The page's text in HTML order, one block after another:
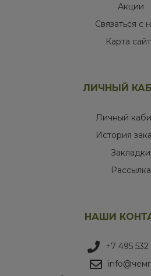
Акции
Связаться с
Карта
ЛИЧНЫЙ
Личный
История
Закладки
Рассылка
НАШИ
+7 495